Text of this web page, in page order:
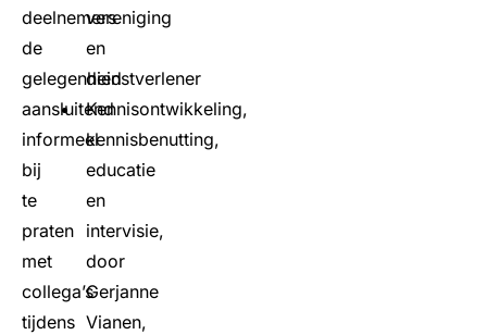
deelnemers
de
gelegenheid
aansluitend
informeel
bij
te
praten
met
collega’s
tijdens
vereniging
en
dienstverlener
Kennisontwikkeling,
kennisbenutting,
educatie
en
intervisie,
door
Gerjanne
Vianen,